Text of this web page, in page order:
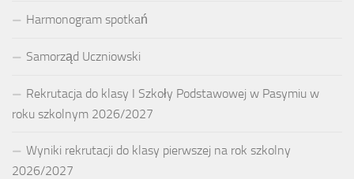
Harmonogram spotkań
Samorząd Uczniowski
Rekrutacja do klasy I Szkoły Podstawowej w Pasymiu w
roku szkolnym 2026/2027
Wyniki rekrutacji do klasy pierwszej na rok szkolny
2026/2027